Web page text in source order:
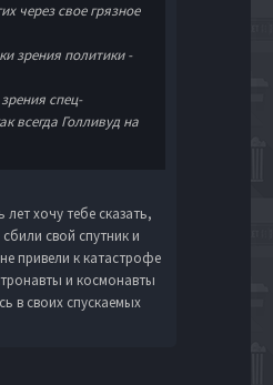
через свое грязное
зрения политики -
спец-
всегда Голливуд на
лет хочу тебе сказать,
свой спутник и
привели к катастрофе
и космонавты
в своих спускаемых